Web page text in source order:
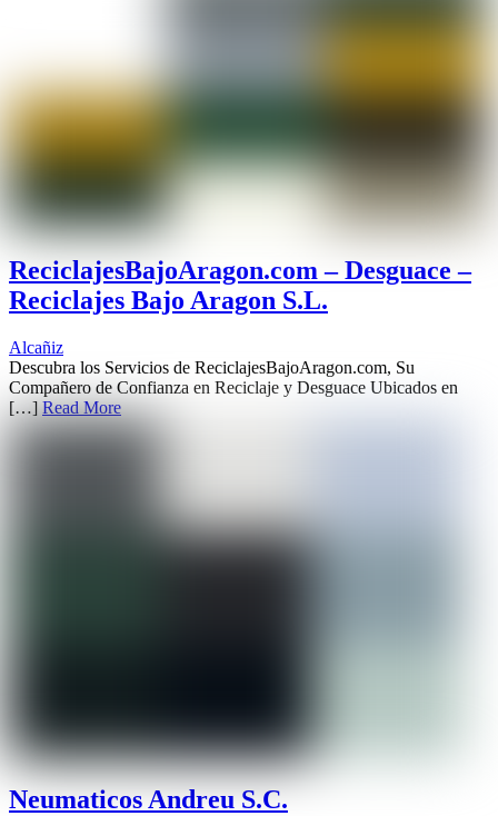
ReciclajesBajoAragon.com – Desguace –
Reciclajes Bajo Aragon S.L.
Alcañiz
Descubra los Servicios de ReciclajesBajoAragon.com, Su
Compañero de Confianza en Reciclaje y Desguace Ubicados en
[…] Read More
Neumaticos Andreu S.C.